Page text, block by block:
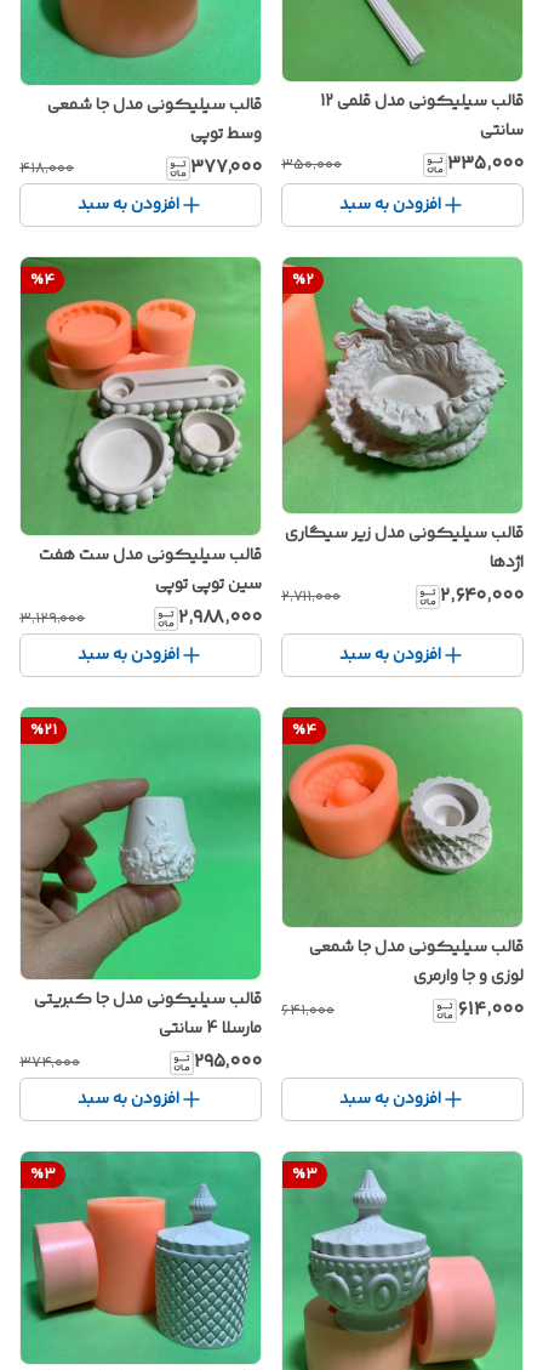
قالب سیلیکونی مدل قلمی 12
سانتی
۳۳۵٬۰۰۰ ۳۵۰٬۰۰۰
افزودن به سبد
قالب سیلیکونی مدل جا شمعی
وسط توپی
۳۷۷٬۰۰۰ ۴۱۸٬۰۰۰
افزودن به سبد
%2
قالب سیلیکونی مدل زیر سیگاری
اژدها
۲٬۶۴۰٬۰۰۰ ۲٬۷۱۱٬۰۰۰
افزودن به سبد
%4
قالب سیلیکونی مدل ست هفت
سین توپی توپی
۲٬۹۸۸٬۰۰۰ ۳٬۱۲۹٬۰۰۰
افزودن به سبد
%4
قالب سیلیکونی مدل جا شمعی
لوزی و جا وارمری
۶۱۴٬۰۰۰ ۶۴۱٬۰۰۰
افزودن به سبد
%21
قالب سیلیکونی مدل جا کبریتی
مارسلا 4 سانتی
۲۹۵٬۰۰۰ ۳۷۴٬۰۰۰
افزودن به سبد
%3
%3